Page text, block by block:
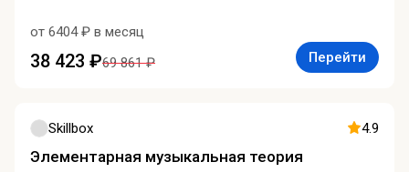
от 6404 ₽ в месяц
38 423 ₽69 861 ₽ Перейти
Skillbox 4.9
Элементарная музыкальная теория